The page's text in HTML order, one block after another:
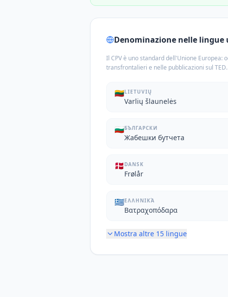
Denominazione nelle lingue
Il CPV è uno standard dell'Unione
transfrontalieri e nelle pubblicazioni sul TED.
🇱🇹LIETUVIŲ
Varlių šlaunelės
🇧🇬БЪЛГАРСКИ
Жабешки бутчета
🇩🇰 DANSK
Frølår
🇬🇷ΕΛΛΗΝΙΚΆ
Βατραχοπόδαρα
Mostra altre 15 lingue